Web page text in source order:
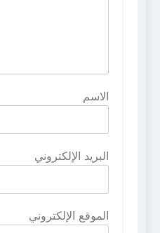
الاسم
البريد الإلكتروني
الموقع الإلكتروني